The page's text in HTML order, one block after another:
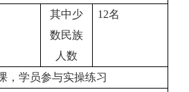
其中少
数民族
人数
12名
，学员参与实操练习